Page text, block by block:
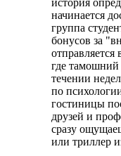
история
начинается
группа
бонусов за
где тамошний
течении
по
гостиницы
друзей и
сразу
или триллер